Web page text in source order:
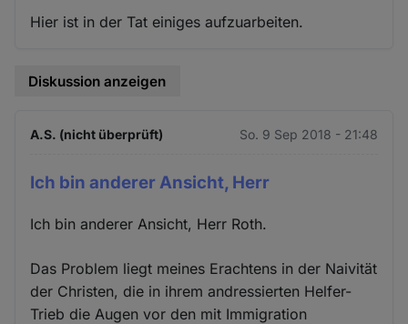
Hier ist in der Tat einiges aufzuarbeiten.
Diskussion anzeigen
A.S. (nicht überprüft) So. 9 Sep 2018 - 21:48
Ich bin anderer Ansicht, Herr
Ich bin anderer Ansicht, Herr Roth.
Das Problem liegt meines Erachtens in der Naivität
der Christen, die in ihrem andressierten Helfer-
Trieb die Augen vor den mit Immigration